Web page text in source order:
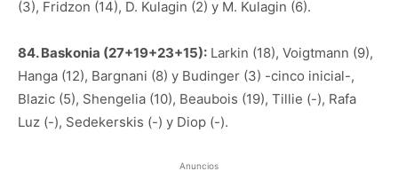
(3), Fridzon (14), D. Kulagin (2) y M. Kulagin (6).
84. Baskonia (27+19+23+15): Larkin (18), Voigtmann (9),
Hanga (12), Bargnani (8) y Budinger (3) -cinco inicial-,
Blazic (5), Shengelia (10), Beaubois (19), Tillie (-), Rafa
Luz (-), Sedekerskis (-) y Diop (-).
Anuncios